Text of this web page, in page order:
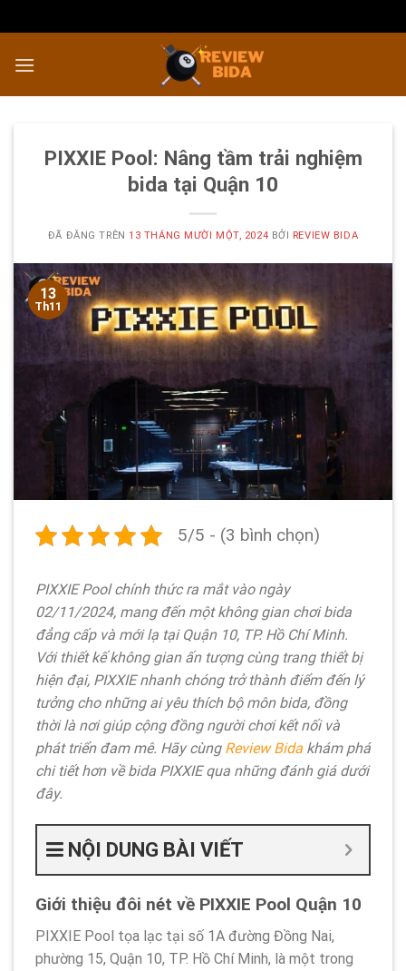
đến
nội
PIXXIE Pool: Nâng tầm trải nghiệm
bida tại Quận 10
ĐÃ ĐĂNG TRÊN13 THÁNG MƯỜI MỘT, 2024 BỞI REVIEW BIDA
13
Th11
5/5 - (3 bình chọn)
PIXXIE Pool chính thức ra mắt vào ngày
02/11/2024, mang đến một không gian chơi bida
đẳng cấp và mới lạ tại Quận 10, TP. Hồ Chí Minh.
Với thiết kế không gian ấn tượng cùng trang thiết bị
hiện đại, PIXXIE nhanh chóng trở thành điểm đến lý
tưởng cho những ai yêu thích bộ môn bida, đồng
thời là nơi giúp cộng đồng người chơi kết nối và
phát triển đam mê. Hãy cùng Review Bida khám phá
chi tiết hơn về bida PIXXIE qua những đánh giá dưới
đây.
NỘI DUNG BÀI VIẾT
Giới thiệu đôi nét về PIXXIE Pool Quận 10
PIXXIE Pool tọa lạc tại số 1A đường Đồng Nai,
phường 15, Quận 10, TP. Hồ Chí Minh, là một trong